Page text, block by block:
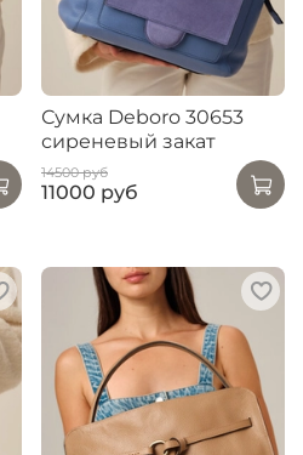
Сумка Deboro 30653
сиреневый закат
14500 руб
11000 руб